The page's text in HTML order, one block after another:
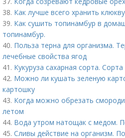
38. Как лучше всего хранить
39. Как сушить топинамбур в
топинамбур.
40. Польза терна для организма.
лечебные свойства ягод
41. Кукуруза сахарная сорта.
42. Можно ли кушать зеленую
картошку
43. Когда можно обрезать
летом
44. Вода утром натощак с медом.
45. Сливы действие на организм.